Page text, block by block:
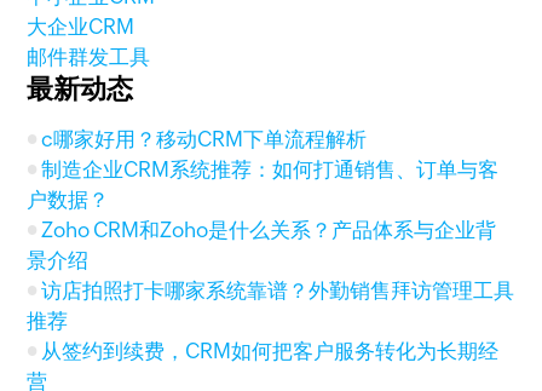
大企业CRM
邮件群发工具
最新动态
c哪家好用？移动CRM下单流程解析
制造企业CRM系统推荐：如何打通销售、订单与客
户数据？
Zoho CRM和Zoho是什么关系？产品体系与企业背
景介绍
访店拍照打卡哪家系统靠谱？外勤销售拜访管理工具
推荐
从签约到续费，CRM如何把客户服务转化为长期经
营